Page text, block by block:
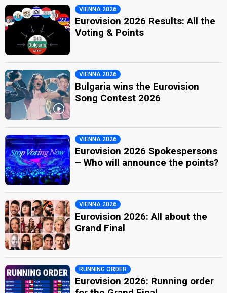
VIENNA 2026
Eurovision 2026 Results: All the
Voting & Points
VIENNA 2026
Bulgaria wins the Eurovision
Song Contest 2026
VIENNA 2026
Eurovision 2026 Spokespersons
– Who will announce the points?
VIENNA 2026
Eurovision 2026: All about the
Grand Final
RUNNING ORDER
Eurovision 2026: Running order